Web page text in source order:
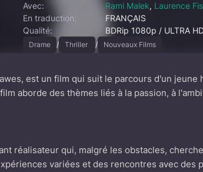
Avec:
Rami Malek, Laurence
En traduction:
FRANÇAIS
Qualité:
BDRip 1080p / ULTRA
Drame / Thriller / Nouveaux Films
est un film qui suit le parcours d'un
aborde des thèmes liés à la passion, à
réalisateur qui, malgré les obstacles,
variées et des rencontres avec